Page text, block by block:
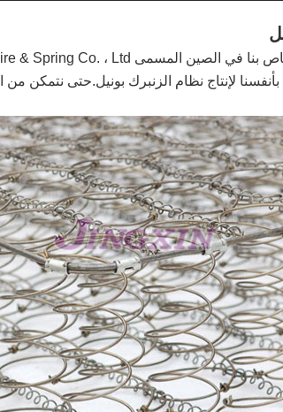
بأنفسنا لإنتاج نظام الزنبرك بونيل.حتى نتمكن